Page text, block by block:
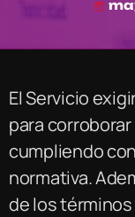
today
El Servicio
para
cumpliendo
normativa.
de los